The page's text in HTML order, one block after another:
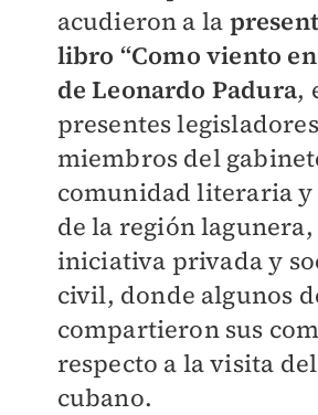
acudieron a la
libro “Como viento
de Leonardo Padura,
presentes
miembros del
comunidad literaria
de la región
iniciativa privada y
civil, donde algunos
compartieron sus
respecto a la visita
cubano.